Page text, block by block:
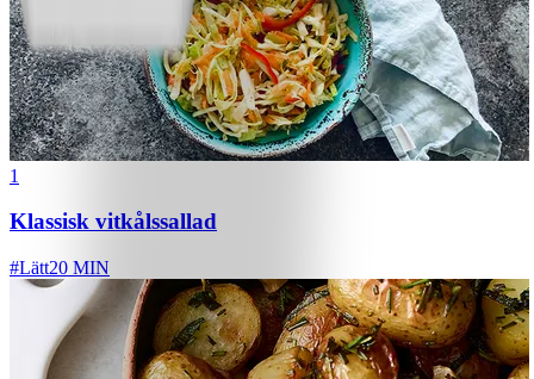
1
Klassisk vitkålssallad
#Lätt20 MIN